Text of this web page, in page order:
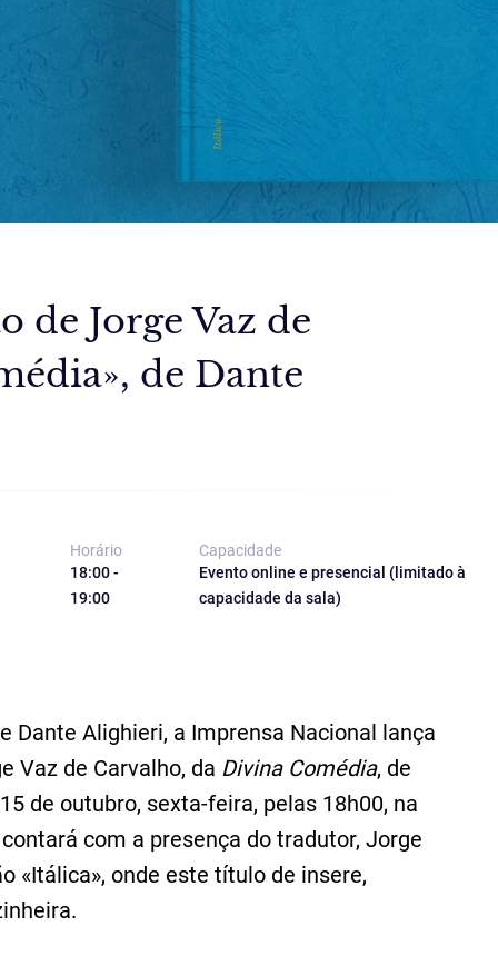
de Jorge Vaz de
de Dante
Horário
18:00 -
19:00
Capacidade
Evento online e presencial (limitado à
capacidade da sala)
Dante Alighieri, a Imprensa Nacional lança
Vaz de Carvalho, da Divina Comédia, de
de outubro, sexta-feira, pelas 18h00, na
com a presença do tradutor, Jorge
«Itálica», onde este título de insere,